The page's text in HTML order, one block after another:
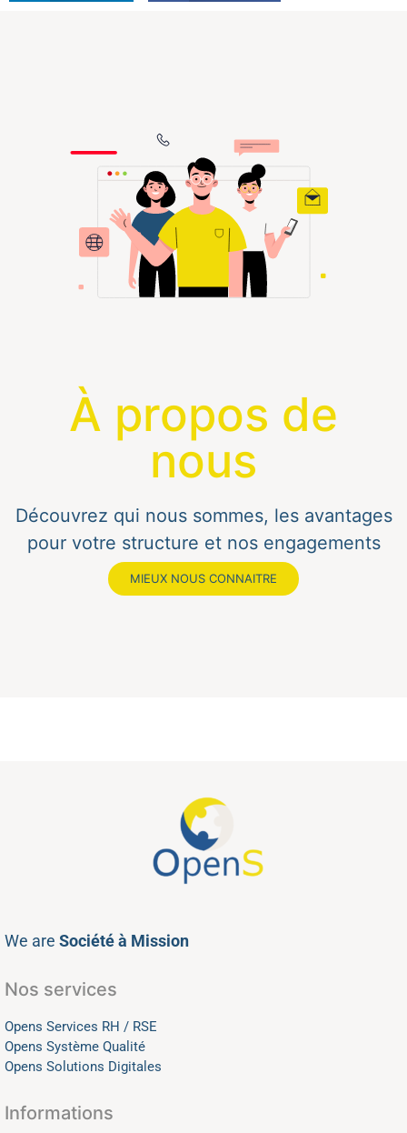
À propos de
nous
Découvrez qui nous sommes, les avantages
pour votre structure et nos engagements
au quotidien.
MIEUX NOUS CONNAITRE
We are Société à Mission
Nos services
Opens Services RH / RSE
Opens Système Qualité
Opens Solutions Digitales
Informations